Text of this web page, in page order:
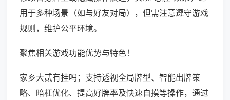
用于多种场景（如与好友对局），但需注意遵守游戏
规则，维护公平环境。
聚焦相关游戏功能优势与特色！
家乡大贰有挂吗；支持透视全局牌型、智能出牌策
略、暗杠优化、提高好牌率及快速自摸等操作，通过